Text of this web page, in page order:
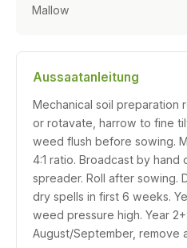
Mallow
Aussaatanleitung
Mechanical soil preparation
or rotavate, harrow to fine
weed flush before sowing.
4:1 ratio. Broadcast by hand
spreader. Roll after sowing.
dry spells in first 6 weeks.
weed pressure high. Year
August/September, remove